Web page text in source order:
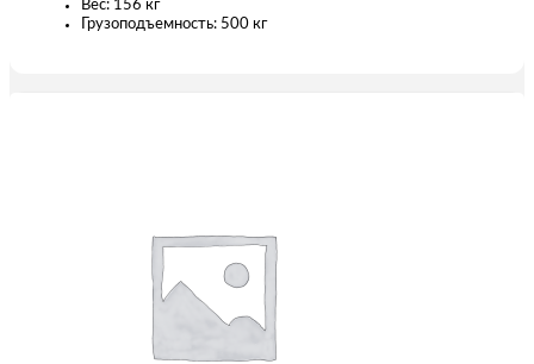
Вес: 156 кг
Грузоподъемность: 500 кг